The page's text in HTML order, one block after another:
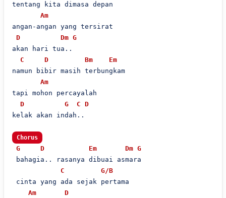
tentang kita dimasa depan
Am
angan-angan yang tersirat
D
Dm G
akan hari tua..
C
D Bm
Em
namun bibir masih terbungkam
Am
tapi mohon percayalah
D
G C D
kelak akan indah..
Chorus
G D Em Dm G
bahagia.. rasanya dibuai asmara
C
G/B
cinta yang ada sejak pertama
Am
D